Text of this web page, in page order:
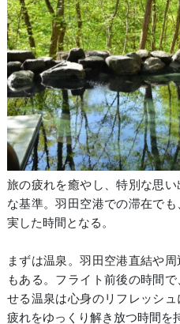
旅の疲れを癒やし、特別な思
な基準。羽田空港での滞在で
実した時間となる。
まずは温泉。羽田空港直結や
もある。フライト前後の時間
せる温泉は心身のリフレッシュ
疲れをゆっくり解き放つ時間を